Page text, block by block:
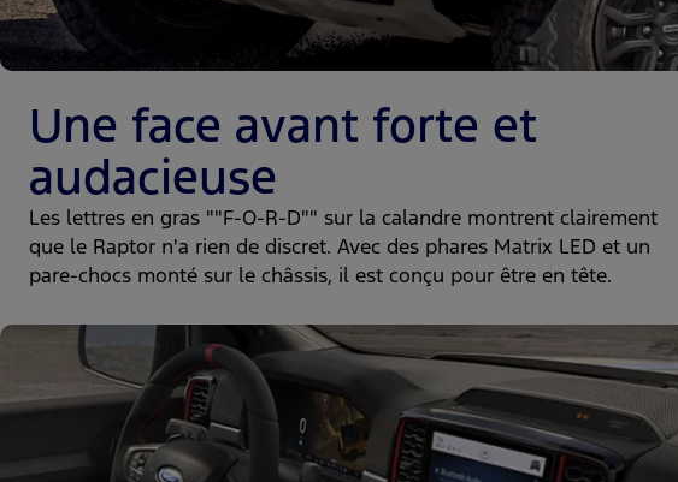
Une face avant forte et
audacieuse
Les lettres en gras ""F-O-R-D"" sur la calandre montrent clairement
que le Raptor n'a rien de discret. Avec des phares Matrix LED et un
pare-chocs monté sur le châssis, il est conçu pour être en tête.